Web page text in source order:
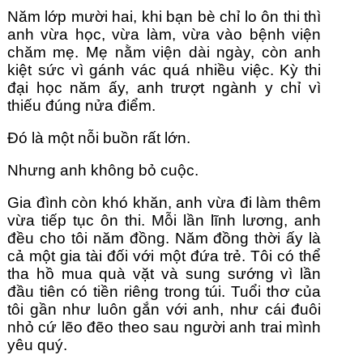
Năm lớp mười hai, khi bạn bè chỉ lo ôn thi thì
anh vừa học, vừa làm, vừa vào bệnh viện
chăm mẹ. Mẹ nằm viện dài ngày, còn anh
kiệt sức vì gánh vác quá nhiều việc. Kỳ thi
đại học năm ấy, anh trượt ngành y chỉ vì
thiếu đúng nửa điểm.
Đó là một nỗi buồn rất lớn.
Nhưng anh không bỏ cuộc.
Gia đình còn khó khăn, anh vừa đi làm thêm
vừa tiếp tục ôn thi. Mỗi lần lĩnh lương, anh
đều cho tôi năm đồng. Năm đồng thời ấy là
cả một gia tài đối với một đứa trẻ. Tôi có thể
tha hồ mua quà vặt và sung sướng vì lần
đầu tiên có tiền riêng trong túi. Tuổi thơ của
tôi gần như luôn gắn với anh, như cái đuôi
nhỏ cứ lẽo đẽo theo sau người anh trai mình
yêu quý.